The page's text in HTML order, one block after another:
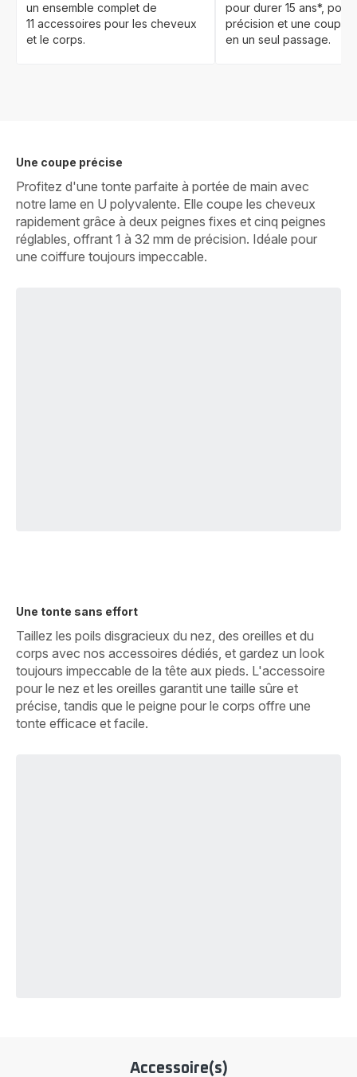
un ensemble complet de
11 accessoires pour les cheveux
et le corps.
pour durer 15 ans*, pour
précision et une coupe
en un seul passage.
Une coupe précise
Profitez d'une tonte parfaite à portée de main avec
notre lame en U polyvalente. Elle coupe les cheveux
rapidement grâce à deux peignes fixes et cinq peignes
réglables, offrant 1 à 32 mm de précision. Idéale pour
une coiffure toujours impeccable.
Une tonte sans effort
Taillez les poils disgracieux du nez, des oreilles et du
corps avec nos accessoires dédiés, et gardez un look
toujours impeccable de la tête aux pieds. L'accessoire
pour le nez et les oreilles garantit une taille sûre et
précise, tandis que le peigne pour le corps offre une
tonte efficace et facile.
Accessoire(s)